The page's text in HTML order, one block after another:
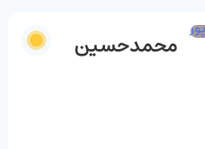
محمدحسین